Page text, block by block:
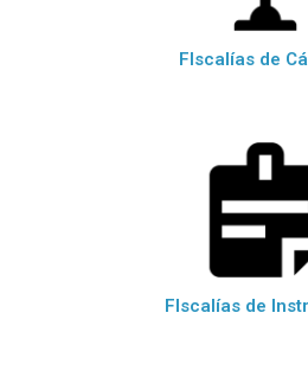
FIscalías de
FIscalías de